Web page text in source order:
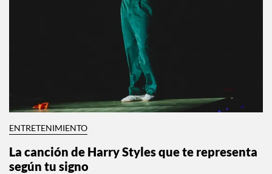
ENTRETENIMIENTO
La canción de Harry Styles que te representa
según tu signo